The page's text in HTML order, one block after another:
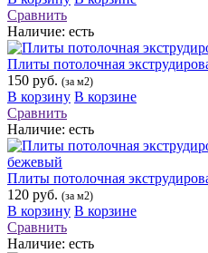
Сравнить
Наличие: есть
Плиты потолочная
150 руб. (за м2)
В корзину В корзине
Сравнить
Наличие: есть
Плиты потолочная
120 руб. (за м2)
В корзину В корзине
Сравнить
Наличие: есть